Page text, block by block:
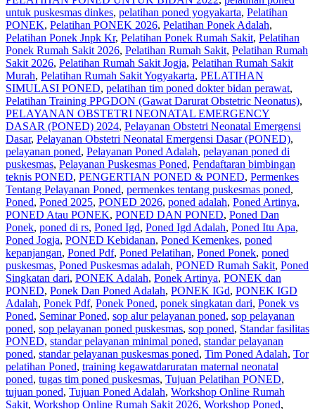
untuk puskesmas dinkes, pelatihan poned yogyakarta, Pelatihan
PONEK, Pelatihan PONEK 2026, Pelatihan Ponek Adalah,
Pelatihan Ponek Jnpk Kr, Pelatihan Ponek Rumah Sakit, Pelatihan
Ponek Rumah Sakit 2026, Pelatihan Rumah Sakit‎, Pelatihan Rumah
Sakit 2026, Pelatihan Rumah Sakit Jogja, Pelatihan Rumah Sakit
Murah, Pelatihan Rumah Sakit Yogyakarta, PELATIHAN
SIMULASI PONED, pelatihan tim poned dokter bidan perawat,
Pelatihan Training PPGDON (Gawat Darurat Obstetric Neonatus),
PELAYANAN OBSTETRI NEONATAL EMERGENCY
DASAR (PONED) 2024, Pelayanan Obstetri Neonatal Emergensi
Dasar, Pelayanan Obstetri Neonatal Emergensi Dasar (PONED),
pelayanan poned, Pelayanan Poned Adalah, pelayanan poned di
puskesmas, Pelayanan Puskesmas Poned, Pendaftaran bimbingan
teknis PONED, PENGERTIAN PONED & PONED, Permenkes
Tentang Pelayanan Poned, permenkes tentang puskesmas poned,
Poned, Poned 2025, PONED 2026, poned adalah, Poned Artinya,
PONED Atau PONEK, PONED DAN PONED, Poned Dan
Ponek, poned di rs, Poned Igd, Poned Igd Adalah, Poned Itu Apa,
Poned Jogja, PONED Kebidanan, Poned Kemenkes, poned
kepanjangan, Poned Pdf, Poned Pelatihan, Poned Ponek, poned
puskesmas, Poned Puskesmas adalah, PONED Rumah Sakit, Poned
Singkatan dari, PONEK Adalah, Ponek Artinya, PONEK dan
PONED, Ponek Dan Poned Adalah, PONEK IGd, PONEK IGD
Adalah, Ponek Pdf, Ponek Poned, ponek singkatan dari, Ponek vs
Poned, Seminar Poned, sop alur pelayanan poned, sop pelayanan
poned, sop pelayanan poned puskesmas, sop poned, Standar fasilitas
PONED, standar pelayanan minimal poned, standar pelayanan
poned, standar pelayanan puskesmas poned, Tim Poned Adalah, Tor
pelatihan Poned, training kegawatdaruratan maternal neonatal
poned, tugas tim poned puskesmas, Tujuan Pelatihan PONED,
tujuan poned, Tujuan Poned Adalah, Workshop Online Rumah
Sakit, Workshop Online Rumah Sakit 2026, Workshop Poned,